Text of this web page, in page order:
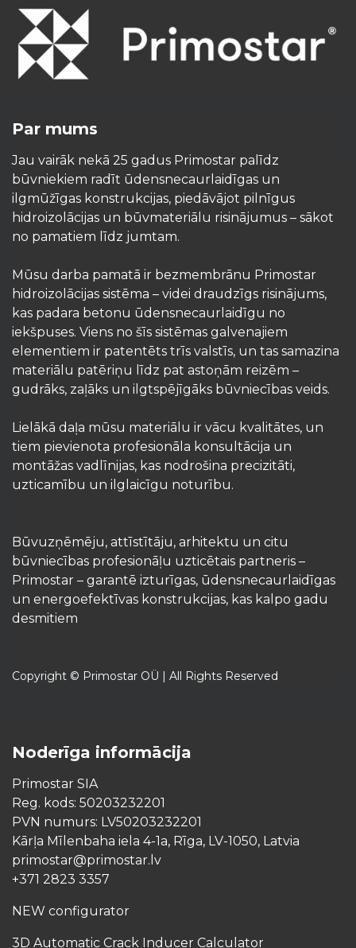
Par mums
Jau vairāk nekā 25 gadus Primostar palīdz
būvniekiem radīt ūdensnecaurlaidīgas un
ilgmūžīgas konstrukcijas, piedāvājot pilnīgus
hidroizolācijas un būvmateriālu risinājumus – sākot
no pamatiem līdz jumtam.
Mūsu darba pamatā ir bezmembrānu Primostar
hidroizolācijas sistēma – videi draudzīgs risinājums,
kas padara betonu ūdensnecaurlaidīgu no
iekšpuses. Viens no šīs sistēmas galvenajiem
elementiem ir patentēts trīs valstīs, un tas samazina
materiālu patēriņu līdz pat astoņām reizēm –
gudrāks, zaļāks un ilgtspējīgāks būvniecības veids.
Lielākā daļa mūsu materiālu ir vācu kvalitātes, un
tiem pievienota profesionāla konsultācija un
montāžas vadlīnijas, kas nodrošina precizitāti,
uzticamību un ilglaicīgu noturību.
Būvuzņēmēju, attīstītāju, arhitektu un citu
būvniecības profesionāļu uzticētais partneris –
Primostar – garantē izturīgas, ūdensnecaurlaidīgas
un energoefektīvas konstrukcijas, kas kalpo gadu
desmitiem
Copyright © Primostar OÜ | All Rights Reserved
Noderīga informācija
Primostar SIA
Reg. kods: 50203232201
PVN numurs: LV50203232201
Kārļa Mīlenbaha iela 4-1a, Rīga, LV-1050, Latvia
primostar@primostar.lv
+371 2823 3357
NEW configurator
3D Automatic Crack Inducer Calculator